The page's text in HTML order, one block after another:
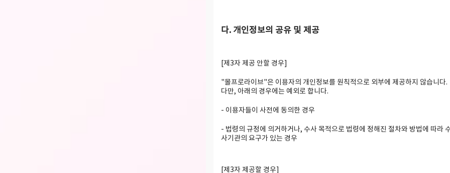
다. 개인정보의 공유 및 제공
[제3자 제공 안할 경우]
"몰프로라이브"은 이용자의 개인정보를 원칙적으로 외부에 제공하지 않습니다.
다만, 아래의 경우에는 예외로 합니다.
- 이용자들이 사전에 동의한 경우
- 법령의 규정에 의거하거나, 수사 목적으로 법령에 정해진 절차와 방법에 따라
사기관의 요구가 있는 경우
[제3자 제공할 경우]